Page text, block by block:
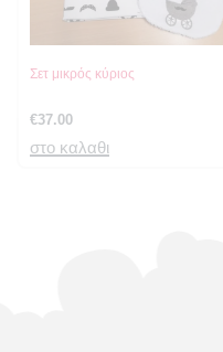
Σετ μικρός κύριος
€37.00
στο καλαθι